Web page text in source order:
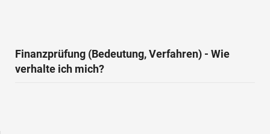
Finanzprüfung (Bedeutung, Verfahren) - Wie
verhalte ich mich?